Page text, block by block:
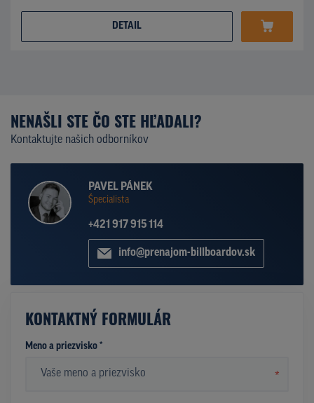
DETAIL
NENAŠLI STE ČO STE HĽADALI?
Kontaktujte našich odborníkov
PAVEL PÁNEK
Špecialista
+421 917 915 114
info@prenajom-billboardov.sk
KONTAKTNÝ FORMULÁR
Meno a priezvisko *
*